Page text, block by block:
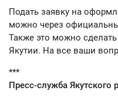
Подать заявку на
можно через
Также это можно
Якутии. На все ваши
***
Пресс-служба Якутского